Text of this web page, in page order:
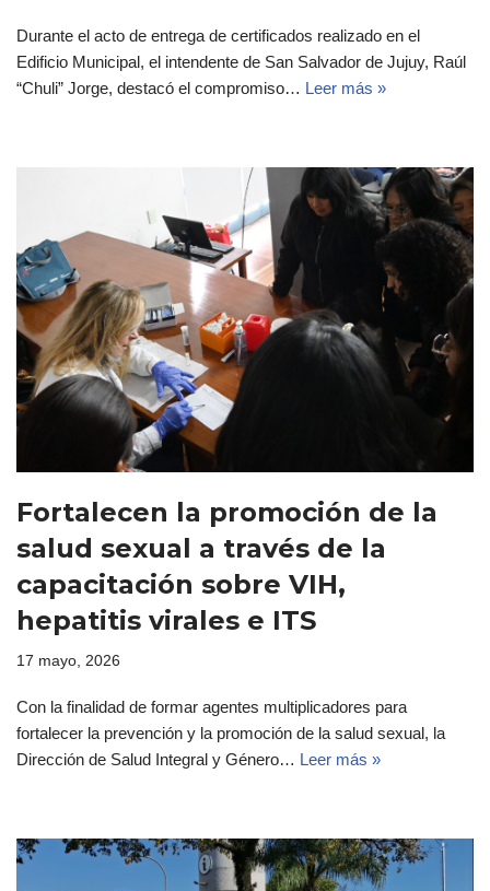
Durante el acto de entrega de certificados realizado en el
Edificio Municipal, el intendente de San Salvador de Jujuy, Raúl
“Chuli” Jorge, destacó el compromiso… Leer más »
Fortalecen la promoción de la
salud sexual a través de la
capacitación sobre VIH,
hepatitis virales e ITS
17 mayo, 2026
Con la finalidad de formar agentes multiplicadores para
fortalecer la prevención y la promoción de la salud sexual, la
Dirección de Salud Integral y Género… Leer más »